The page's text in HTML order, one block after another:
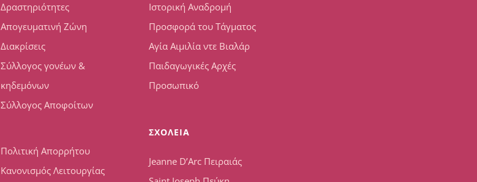
Δραστηριότητες
Απογευματινή Ζώνη
Διακρίσεις
Σύλλογος γονέων &
κηδεμόνων
Σύλλογος Αποφοίτων
Πολιτική Απορρήτου
Κανονισμός Λειτουργίας
Ιστορική Αναδρομή
Προσφορά του Τάγματος
Αγία Αιμιλία ντε Βιαλάρ
Παιδαγωγικές Αρχές
Προσωπικό
ΣΧΟΛΕΙΑ
Jeanne D’Arc Πειραιάς